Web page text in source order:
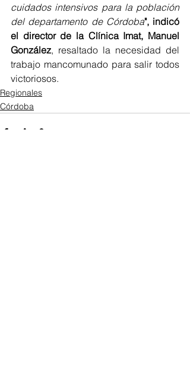
cuidados intensivos para la población
del departamento de Córdoba", indicó
el director de la Clínica Imat, Manuel
González, resaltado la necesidad del
trabajo mancomunado para salir todos
victoriosos.
Regionales
Córdoba